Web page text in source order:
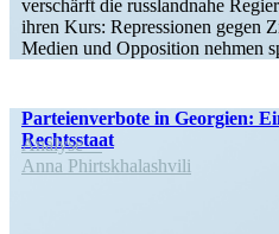
verschärft die russlandnahe
ihren Kurs: Repres­sionen gegen
Medien und Opposition nehmen
Partei­en­verbote in Georgien:
Rechtsstaat
Analyse
Anna Phirts­khalashvili